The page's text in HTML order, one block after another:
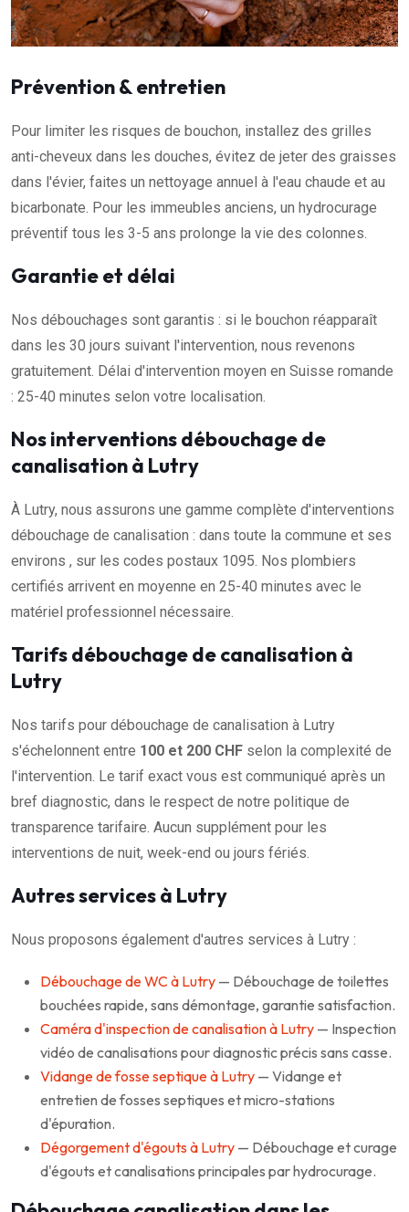
Prévention & entretien
Pour limiter les risques de bouchon, installez des grilles
anti-cheveux dans les douches, évitez de jeter des graisses
dans l'évier, faites un nettoyage annuel à l'eau chaude et au
bicarbonate. Pour les immeubles anciens, un hydrocurage
préventif tous les 3-5 ans prolonge la vie des colonnes.
Garantie et délai
Nos débouchages sont garantis : si le bouchon réapparaît
dans les 30 jours suivant l'intervention, nous revenons
gratuitement. Délai d'intervention moyen en Suisse romande
: 25-40 minutes selon votre localisation.
Nos interventions débouchage de
canalisation à Lutry
À Lutry, nous assurons une gamme complète d'interventions
débouchage de canalisation : dans toute la commune et ses
environs , sur les codes postaux 1095. Nos plombiers
certifiés arrivent en moyenne en 25-40 minutes avec le
matériel professionnel nécessaire.
Tarifs débouchage de canalisation à
Lutry
Nos tarifs pour débouchage de canalisation à Lutry
s'échelonnent entre 100 et 200 CHF selon la complexité de
l'intervention. Le tarif exact vous est communiqué après un
bref diagnostic, dans le respect de notre politique de
transparence tarifaire. Aucun supplément pour les
interventions de nuit, week-end ou jours fériés.
Autres services à Lutry
Nous proposons également d'autres services à Lutry :
Débouchage de WC à Lutry — Débouchage de toilettes
bouchées rapide, sans démontage, garantie satisfaction.
Caméra d'inspection de canalisation à Lutry — Inspection
vidéo de canalisations pour diagnostic précis sans casse.
Vidange de fosse septique à Lutry — Vidange et
entretien de fosses septiques et micro-stations
d'épuration.
Dégorgement d'égouts à Lutry — Débouchage et curage
d'égouts et canalisations principales par hydrocurage.